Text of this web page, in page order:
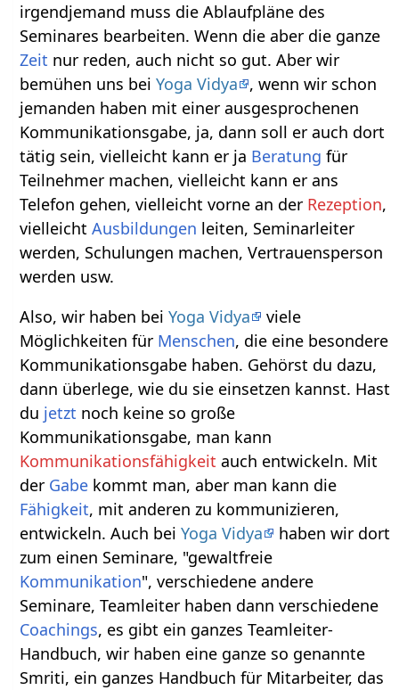
irgendjemand muss die Ablaufpläne des
Seminares bearbeiten. Wenn die aber die ganze
Zeit nur reden, auch nicht so gut. Aber wir
bemühen uns beiYoga Vidya
, wenn wir schon
jemanden haben mit einer ausgesprochenen
Kommunikationsgabe, ja, dann soll er auch dort
tätig sein, vielleicht kann er ja Beratung für
Teilnehmer machen, vielleicht kann er ans
Telefon gehen, vielleicht vorne an der Rezeption,
vielleichtAusbildungen leiten, Seminarleiter
werden, Schulungen machen, Vertrauensperson
werden usw.
Also, wir haben beiYoga Vidya
viele
Möglichkeiten für Menschen, die eine besondere
Kommunikationsgabe haben. Gehörst du dazu,
dann überlege, wie du sie einsetzen kannst. Hast
du jetzt noch keine so große
Kommunikationsgabe, man kann
Kommunikationsfähigkeit auch entwickeln. Mit
der Gabe kommt man, aber man kann die
Fähigkeit, mit anderen zu kommunizieren,
entwickeln. Auch beiYoga Vidya
haben wir dort
zum einen Seminare, "gewaltfreie
Kommunikation", verschiedene andere
Seminare, Teamleiter haben dann verschiedene
Coachings, es gibt ein ganzes Teamleiter-
Handbuch, wir haben eine ganze so genannte
Smriti, ein ganzes Handbuch für Mitarbeiter, das